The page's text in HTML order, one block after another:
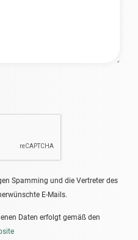
Spamming und die Vertreter des
E-Mails.
Daten erfolgt gemäß den